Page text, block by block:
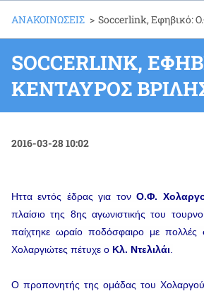
ΑΝΑΚΟΙΝΩΣΕΙΣ > Soccerlink, Εφηβικό:
SOCCERLINK,
ΚΈΝΤΑΥΡΟΣ
2016-03-28 10:02
Ηττα εντός έδρας για τον Ο.Φ.
πλαίσιο της 8ης αγωνιστικής του
παίχτηκε ωραίο ποδόσφαιρο με
Χολαργιώτες πέτυχε ο Κλ. Ντελιλάι
Ο προπονητής της ομάδας του